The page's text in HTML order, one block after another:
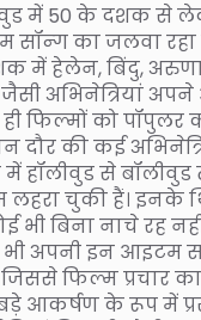
में 50 के दशक से
सॉन्ग का जलवा रहा
में हेलेन, बिंदु, अरुणा
जैसी अभिनेत्रियां
फिल्मों को पॉपुलर
दौर की कई
में हॉलीवुड से
लहरा चुकी हैं। इनके
भी बिना नाचे रह
अपनी इन आइटम
फिल्म प्रचार
बड़े आकर्षण के रूप में